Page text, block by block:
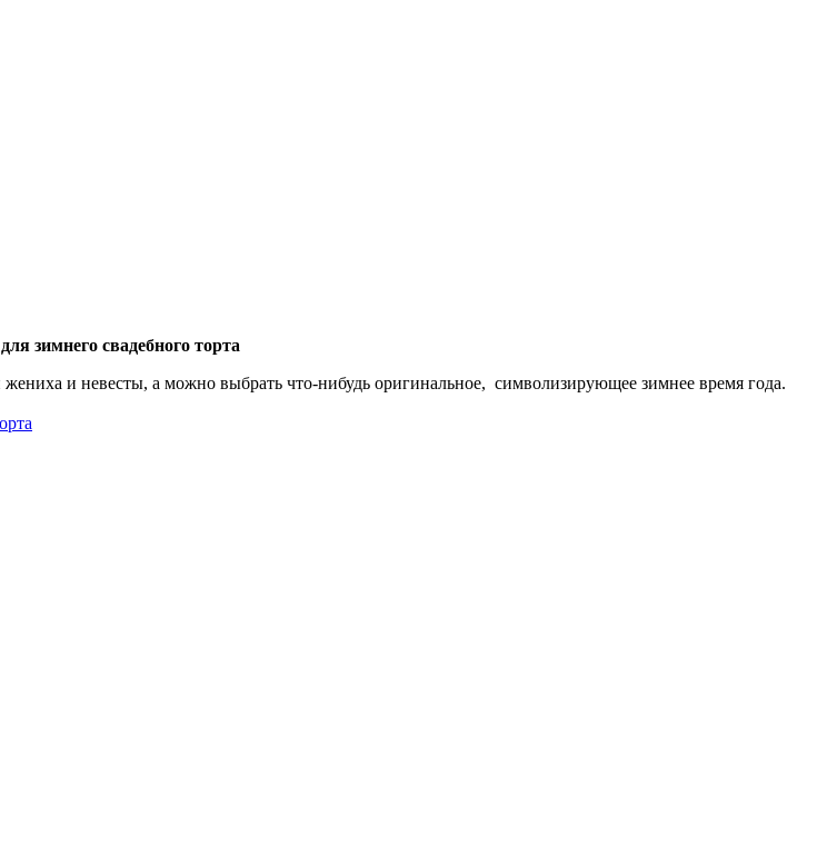
зимнего свадебного торта
и невесты, а можно выбрать что-нибудь оригинальное, символизирующее зимнее время года.